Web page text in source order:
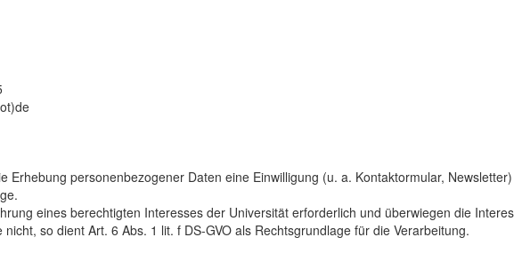
Erhebung personenbezogener Daten eine Einwilligung (u. a. Kontaktormular,
eines berechtigten Interesses der Universität erforderlich und überwiegen die
so dient Art. 6 Abs. 1 lit. f DS-GVO als Rechtsgrundlage für die Verarbeitung.